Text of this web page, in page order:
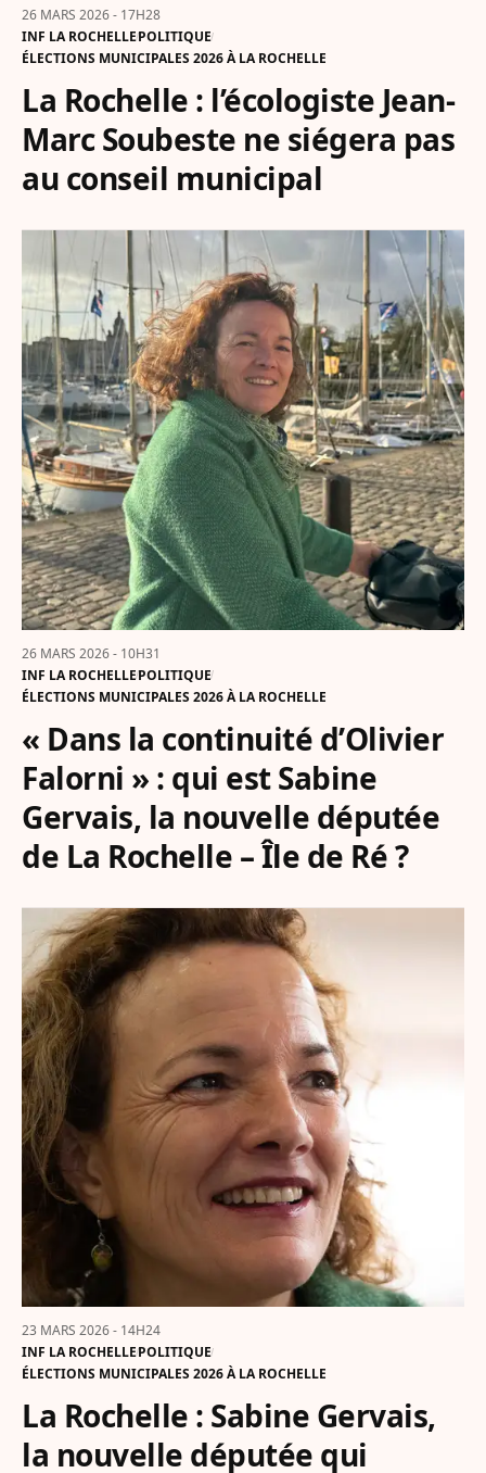
26 MARS 2026 - 17H28
INF LA ROCHELLEPOLITIQUE
ÉLECTIONS MUNICIPALES 2026 À LA ROCHELLE
La Rochelle : l’écologiste Jean-
Marc Soubeste ne siégera pas
au conseil municipal
26 MARS 2026 - 10H31
INF LA ROCHELLEPOLITIQUE
ÉLECTIONS MUNICIPALES 2026 À LA ROCHELLE
« Dans la continuité d’Olivier
Falorni » : qui est Sabine
Gervais, la nouvelle députée
de La Rochelle – Île de Ré ?
23 MARS 2026 - 14H24
INF LA ROCHELLEPOLITIQUE
ÉLECTIONS MUNICIPALES 2026 À LA ROCHELLE
La Rochelle : Sabine Gervais,
la nouvelle députée qui